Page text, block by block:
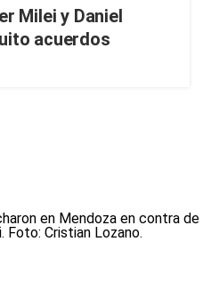
Milei y Daniel
acuerdos